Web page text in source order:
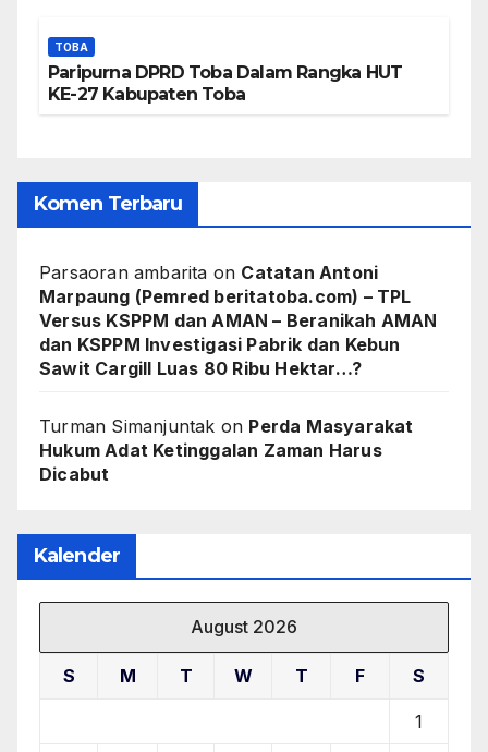
TOBA
Paripurna DPRD Toba Dalam Rangka HUT
KE-27 Kabupaten Toba
Komen Terbaru
Parsaoran ambarita on Catatan Antoni
Marpaung (Pemred beritatoba.com) – TPL
Versus KSPPM dan AMAN – Beranikah AMAN
dan KSPPM Investigasi Pabrik dan Kebun
Sawit Cargill Luas 80 Ribu Hektar…?
Turman Simanjuntak on Perda Masyarakat
Hukum Adat Ketinggalan Zaman Harus
Dicabut
Kalender
August 2026
S M T W T F S
1